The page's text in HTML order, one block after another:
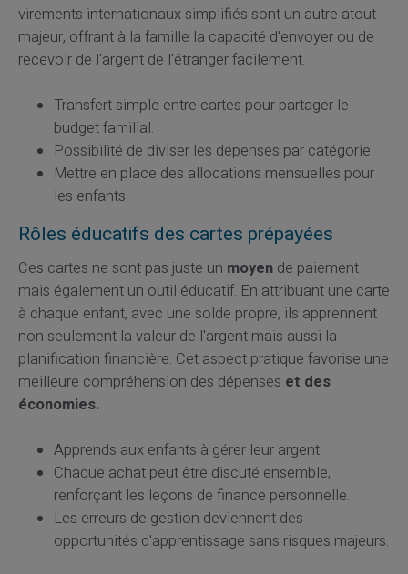
virements internationaux simplifiés sont un autre atout
majeur, offrant à la famille la capacité d'envoyer ou de
recevoir de l'argent de l'étranger facilement.
Transfert simple entre cartes pour partager le
budget familial.
Possibilité de diviser les dépenses par catégorie.
Mettre en place des allocations mensuelles pour
les enfants.
Rôles éducatifs des cartes prépayées
Ces cartes ne sont pas juste un moyende paiement
mais également un outil éducatif. En attribuant une carte
à chaque enfant, avec une solde propre, ils apprennent
non seulement la valeur de l'argent mais aussi la
planification financière. Cet aspect pratique favorise une
meilleure compréhension des dépenses et des
économies.
Apprends aux enfants à gérer leur argent.
Chaque achat peut être discuté ensemble,
renforçant les leçons de finance personnelle.
Les erreurs de gestion deviennent des
opportunités d'apprentissage sans risques majeurs.